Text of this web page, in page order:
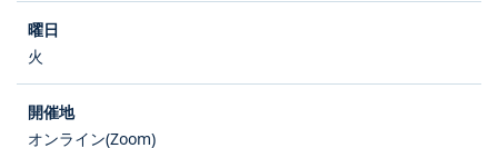
火
オンライン(Zoom)